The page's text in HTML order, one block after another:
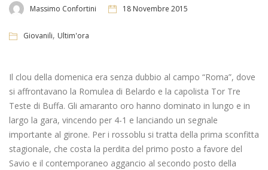
Massimo Confortini 18 Novembre 2015
Giovanili, Ultim'ora
Il clou della domenica era senza dubbio al campo “Roma”, dove
si affrontavano la Romulea di Belardo e la capolista Tor Tre
Teste di Buffa. Gli amaranto oro hanno dominato in lungo e in
largo la gara, vincendo per 4-1 e lanciando un segnale
importante al girone. Per i rossoblu si tratta della prima sconfitta
stagionale, che costa la perdita del primo posto a favore del
Savio e il contemporaneo aggancio al secondo posto della